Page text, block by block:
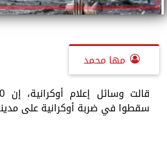
مها محمد
سقطوا في ضربة أوكرانية على